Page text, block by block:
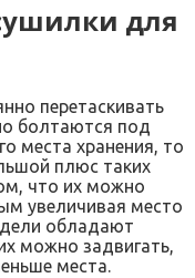
для
перетаскивать
болтаются под
места хранения, то
плюс таких
что их можно
увеличивая место
обладают
можно задвигать,
места.